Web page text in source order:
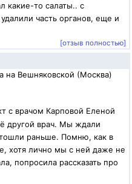
какие-то салаты.. с
часть органов, еще и
[отзыв полностью]
Вешняковской (Москва)
с врачом Карповой Еленой
другой врач. Мы ждали
раньше. Помню, как в
хотя лично мы с ней даже не
попросила рассказать про